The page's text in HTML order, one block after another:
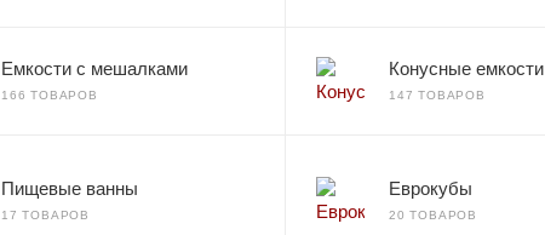
Емкости с мешалками
166 ТОВАРОВ
Конусные емкости
147 ТОВАРОВ
Пищевые ванны
17 ТОВАРОВ
Еврокубы
20 ТОВАРОВ